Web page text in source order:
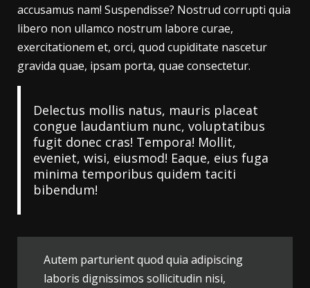
accusamus nam! Suspendisse? Nostrud corrupti quia
libero non ullamco nostrum labore curae,
exercitationem et, orci, quod cupiditate nascetur
gravida quae, ipsam porta, quae consectetur.
Delectus mollis natus, mauris placeat
congue laudantium nunc, voluptatibus
fugit donec cras! Tempora! Mollit,
eveniet, wisi, eiusmod! Eaque, eius fuga
minima temporibus quidem taciti
bibendum!
Autem parturient quod quia adipiscing
laboris dignissimos sollicitudin nisi,